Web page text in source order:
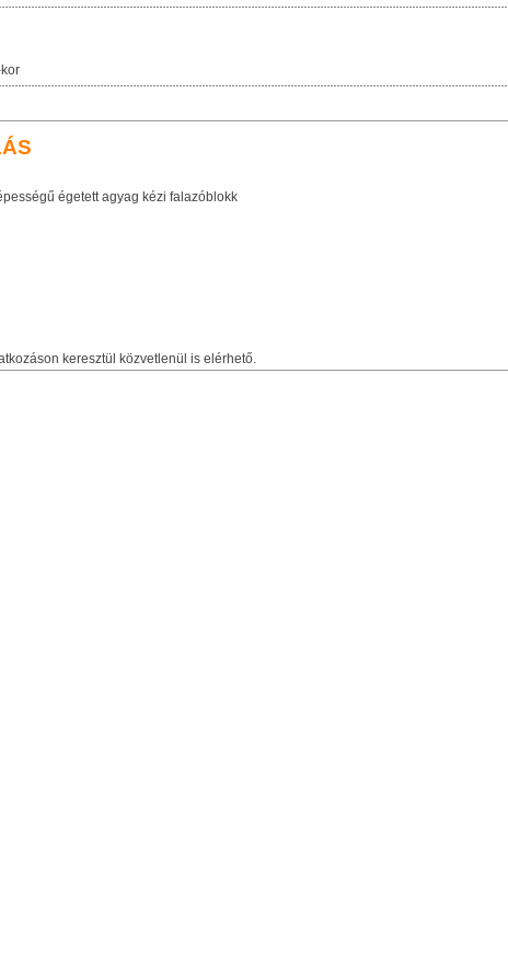
égetett agyag kézi falazóblokk
keresztül közvetlenül is elérhető.